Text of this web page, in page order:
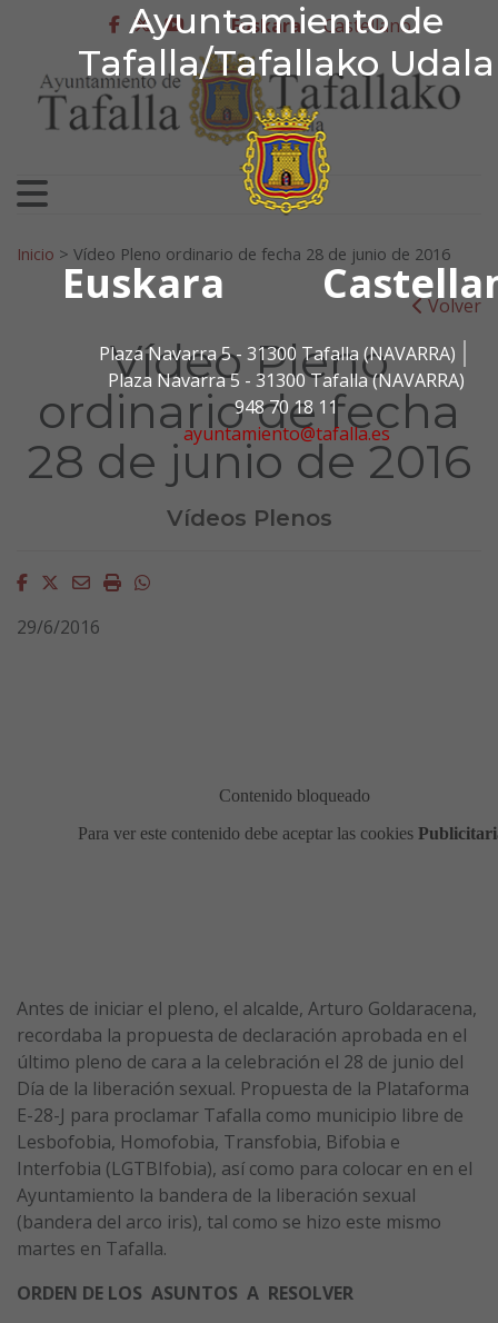
Ayuntamiento de
Tafalla/Tafallako Udala
Euskara
Plaza Navarra 5 - 31300 Tafalla (NAVARRA)
Plaza Navarra 5 - 31300 Tafalla (NAVARRA)
948 70 18 11
ayuntamiento@tafalla.es
Ir al contenido
Ayuntamiento de
facebook
twitter
youtube
Euskara Castellano
Bilatu:
Inicio > Vídeo Pleno ordinario de fecha 28 de junio de 2016
Volver
Vídeo Pleno
ordinario de fecha
28 de junio de 2016
Vídeos Plenos
Facebook
Twitter
EmailImprimirWhatsapp
29/6/2016
Antes de iniciar el pleno, el alcalde, Arturo Goldaracena,
recordaba la propuesta de declaración aprobada en el
último pleno de cara a la celebración el 28 de junio del
Día de la liberación sexual. Propuesta de la Plataforma
E-28-J para proclamar Tafalla como municipio libre de
Lesbofobia, Homofobia, Transfobia, Bifobia e
Interfobia (LGTBIfobia), así como para colocar en en el
Ayuntamiento la bandera de la liberación sexual
(bandera del arco iris), tal como se hizo este mismo
martes en Tafalla.
ORDEN DE LOS ASUNTOS A RESOLVER